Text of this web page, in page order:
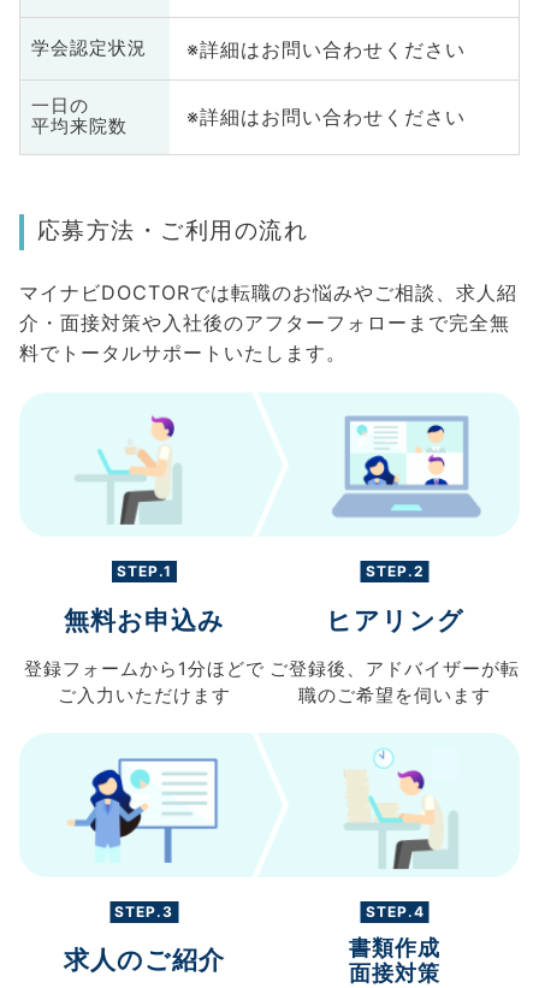
学会認定状況 ※詳細はお問い合わせください
一日の
平均来院数
※詳細はお問い合わせください
応募方法・ご利用の流れ
マイナビDOCTORでは転職のお悩みやご相談、求人紹
介・面接対策や入社後のアフターフォローまで完全無
料でトータルサポートいたします。
STEP.1
無料お申込み
登録フォームから 1分ほどで
ご入力 いただけます
STEP.2
ヒアリング
ご登録後、 アドバイザーが転
職のご希望を伺います
STEP.3
求人のご紹介
STEP.4
書類作成
面接対策